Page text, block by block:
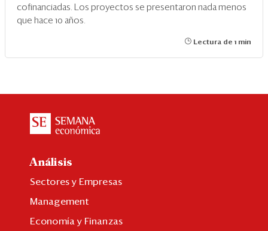
cofinanciadas. Los proyectos se presentaron nada menos
que hace 10 años.
Lectura de 1 min
Análisis
Sectores y Empresas
Management
Economía y Finanzas